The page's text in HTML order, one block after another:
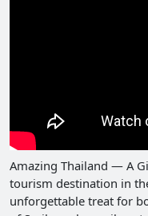
Amazing Thailand — A
tourism destination in
unforgettable treat for